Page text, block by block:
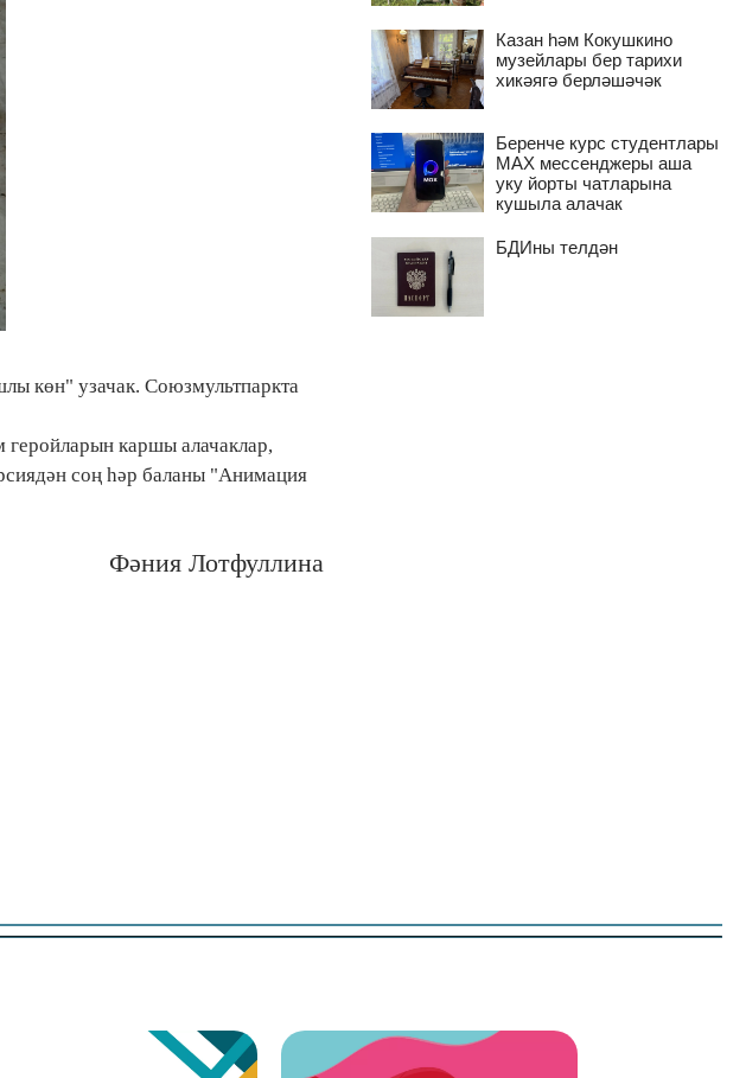
көн" узачак. Союзмультпаркта
геройларын каршы алачаклар,
соң һәр баланы "Анимация
Фәния Лотфуллина
Казан һәм Кокушкино
музейлары бер тарихи
хикәягә берләшәчәк
Беренче курс студентлары
MAX мессенджеры аша
уку йорты чатларына
кушыла алачак
БДИны телдән